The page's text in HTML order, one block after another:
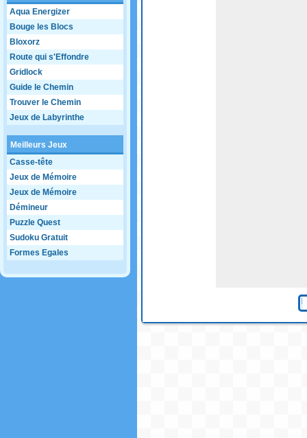
Aqua Energizer
Bouge les Blocs
Bloxorz
Route qui s'Effondre
Gridlock
Guide le Chemin
Trouver le Chemin
Jeux de Labyrinthe
Meilleurs Jeux
Casse-tête
Jeux de Mémoire
Jeux de Mémoire
Démineur
Puzzle Quest
Sudoku Gratuit
Formes Egales